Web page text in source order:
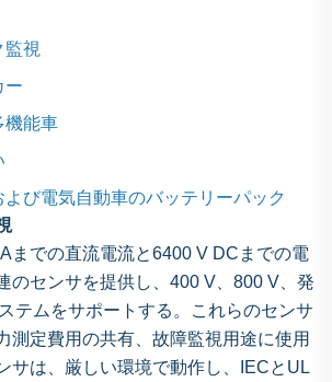
監視
ー
機能車
び電気自動車のバッテリーパック
までの直流電流と6400 V DCまでの電
のセンサを提供し、400 V、800 V、発
テムをサポートする。これらのセンサ
測定費用の共有、故障監視用途に使用
サは、厳しい環境で動作し、IECとUL